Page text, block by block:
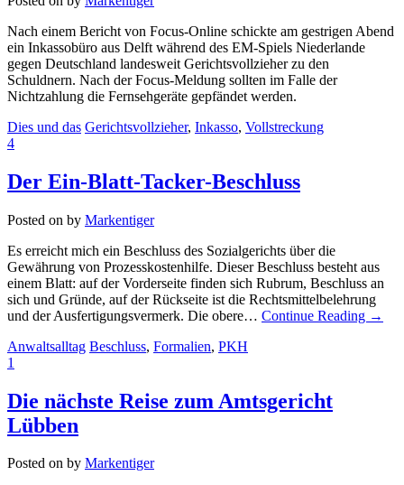
Nach einem Bericht von Focus-Online schickte am gestrigen Abend
ein Inkassobüro aus Delft während des EM-Spiels Niederlande
gegen Deutschland landesweit Gerichtsvollzieher zu den
Schuldnern. Nach der Focus-Meldung sollten im Falle der
Nichtzahlung die Fernsehgeräte gepfändet werden.
Dies und das Gerichtsvollzieher, Inkasso, Vollstreckung
4
Der Ein-Blatt-Tacker-Beschluss
Posted on by Markentiger
Es erreicht mich ein Beschluss des Sozialgerichts über die
Gewährung von Prozesskostenhilfe. Dieser Beschluss besteht aus
einem Blatt: auf der Vorderseite finden sich Rubrum, Beschluss an
sich und Gründe, auf der Rückseite ist die Rechtsmittelbelehrung
und der Ausfertigungsvermerk. Die obere… Continue Reading →
Anwaltsalltag Beschluss, Formalien, PKH
1
Die nächste Reise zum Amtsgericht
Lübben
Posted on by Markentiger